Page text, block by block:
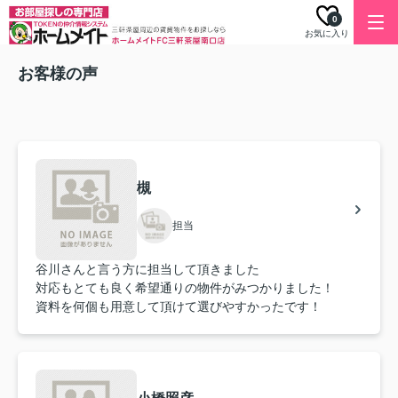
お気に入り
0
お客様の声
槻
担当
谷川さんと言う方に担当して頂きました
対応もとても良く希望通りの物件がみつかりました！
資料を何個も用意して頂けて選びやすかったです！